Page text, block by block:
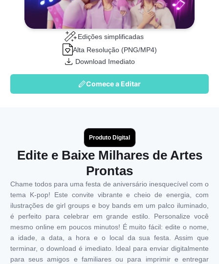
Edições simplificadas
Alta Resolução (PNG/MP4)
Download Imediato
Comece a Editar
Produto Digital
Edite e Baixe Milhares de Artes
Prontas
Chame todos para uma festa de aniversário inesquecível com o
tema K-pop! Este convite vibrante e cheio de energia, com
ilustrações de girl groups e boy bands em um palco iluminado,
é perfeito para celebrar em grande estilo. Personalize você
mesmo online em poucos minutos! É muito fácil: edite o nome,
a idade, a data, a hora e o local da sua festa. Assim que
terminar, o download é imediato. Ideal para enviar digitalmente
para seus amigos e familiares ou para imprimir e entregar